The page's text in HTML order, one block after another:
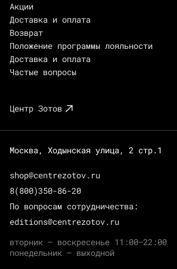
Акции
Доставка и оплата
Возврат
Положение программы лояльности
Доставка и оплата
Частые вопросы
Центр Зотов
Москва, Ходынская улица, 2 стр.1
shop@centrezotov.ru
8(800)350-86-20
По вопросам сотрудничества:
editions@centrezotov.ru
вторник — воскресенье 11:00–22:00
понедельник — выходной